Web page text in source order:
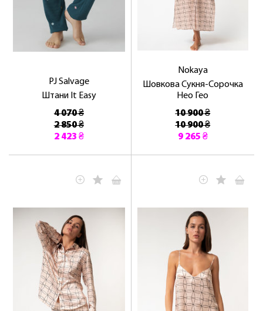
PJ Salvage
Штани It Easy
4 070 ₴
2 850 ₴
2 423 ₴
Nokaya
Шовкова Сукня-Сорочка
Нео Гео
10 900 ₴
10 900 ₴
9 265 ₴